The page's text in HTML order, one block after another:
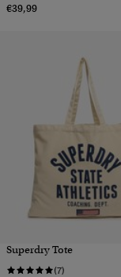
€39,99
Superdry Tote
(7)